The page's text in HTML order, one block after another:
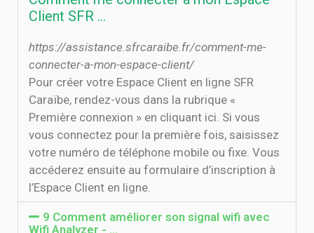
Client SFR …
https://assistance.sfrcaraibe.fr/comment-me-
connecter-a-mon-espace-client/
Pour créer votre Espace Client en ligne SFR
Caraïbe, rendez-vous dans la rubrique «
Première connexion » en cliquant ici. Si vous
vous connectez pour la première fois, saisissez
votre numéro de téléphone mobile ou fixe. Vous
accéderez ensuite au formulaire d’inscription à
l’Espace Client en ligne.
9 Comment améliorer son signal wifi avec
Wifi Analyzer - …